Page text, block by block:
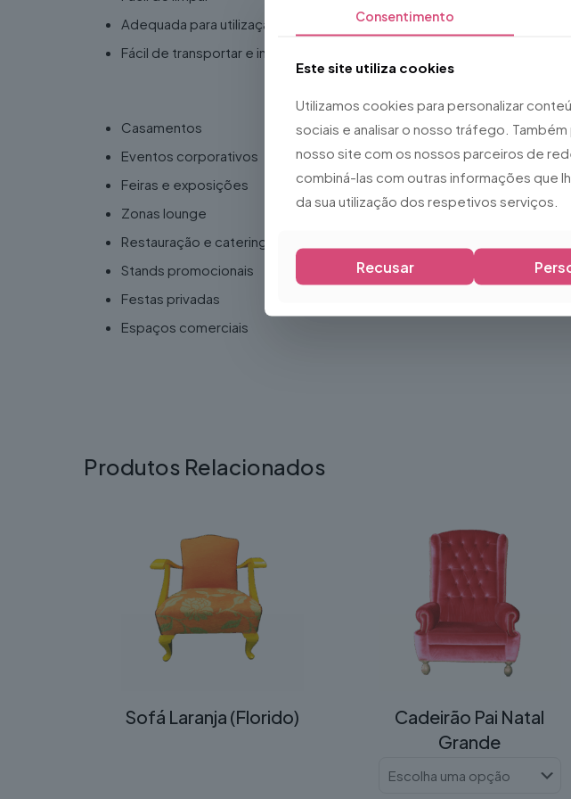
Adequada para utilização em interiores e exteriores protegidos
Fácil de transportar e instalar
Casamentos
Eventos corporativos
Feiras e exposições
Zonas lounge
Restauração e catering
Stands promocionais
Festas privadas
Espaços comerciais
Produtos Relacionados
Sofá Laranja (Florido)
Cadeirão Pai Natal
Grande
Consentimento
Este site utiliza cookies
Utilizamos cookies para personalizar
sociais e analisar o nosso tráfego.
nosso site com os nossos parceiros de
combiná-las com outras informações que
da sua utilização dos respetivos serviços.
Recusar